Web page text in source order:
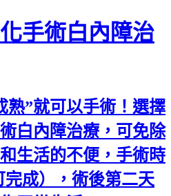
手術白內障治
熟”就可以手術！選擇
白內障治療，可免除
生活的不便，手術時
完成），術後第二天